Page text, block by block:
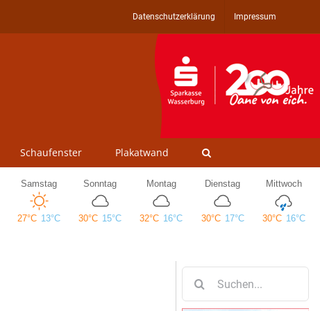
Datenschutzerklärung Impressum
Schaufenster Plakatwand
nach: